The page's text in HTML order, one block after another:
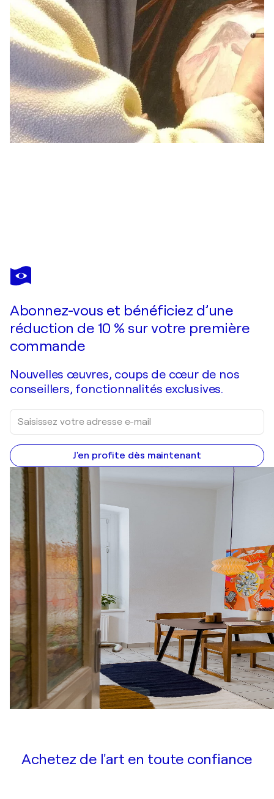
AN HATA GORM
Colour-Stripes
Abonnez-vous et bénéficiez d’une
réduction de 10 % sur votre première
commande
Nouvelles œuvres, coups de cœur de nos
conseillers, fonctionnalités exclusives.
J'en profite dès maintenant
Achetez de l'art en toute confiance